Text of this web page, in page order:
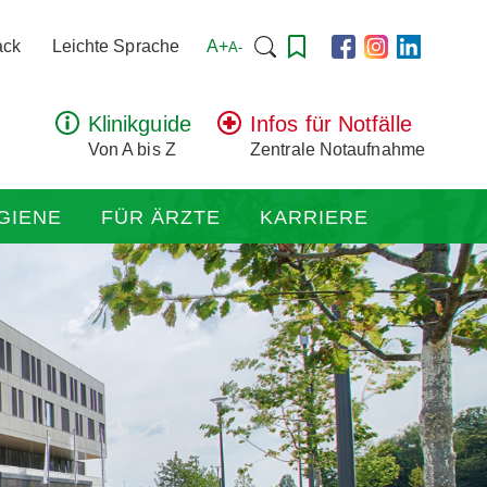
Leichte Sprache A+A- Suchen
Klinikguide
Von A bis Z
Infos für Notfälle
Zentrale Notaufnahme
FÜR ÄRZTE KARRIERE